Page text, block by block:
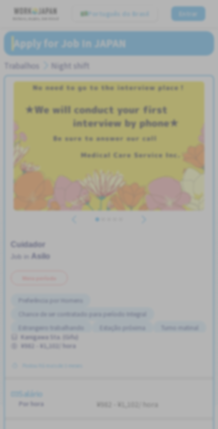
Português do Brasil Entrar
Apply for Job In JAPAN
Trabalhos Night shift
Cuidador
Asilo
Preferência por Homens
Chance de ser contratado para período Integral
Estrangeiro trabalhando
Turno matinal
Turno FDS
Transporte pago
Kanigawa Sta. (Gifu)
¥982 - ¥1,102/ hora
Salário
Por hora ¥982 - ¥1,102/ hora